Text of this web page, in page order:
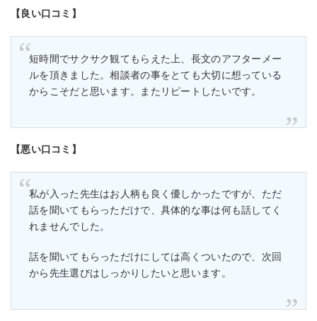
【良い口コミ】
短時間でサクサク観てもらえた上、長文のアフターメー
ルを頂きました。相談者の事をとても大切に想っている
からこそだと思います。またリピートしたいです。
【悪い口コミ】
私が入った先生はお人柄も良く優しかったですが、ただ
話を聞いてもらっただけで、具体的な事は何も話してく
れませんでした。
話を聞いてもらっただけにしては高くついたので、次回
から先生選びはしっかりしたいと思います。